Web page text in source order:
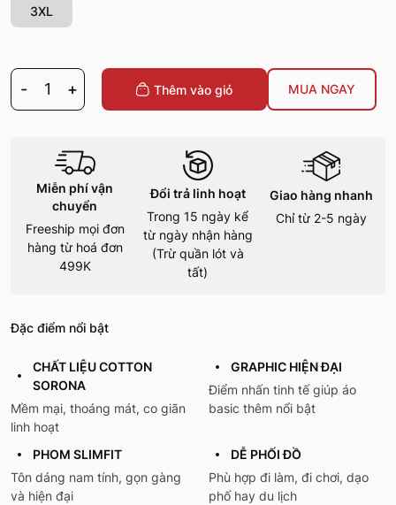
3XL
- 1 + Thêm vào giỏ MUA NGAY
Miễn phí vận
chuyển
Freeship mọi đơn
hàng từ hoá đơn
499K
Đổi trả linh hoạt
Trong 15 ngày kể
từ ngày nhận hàng
(Trừ quần lót và
tất)
Giao hàng nhanh
Chỉ từ 2-5 ngày
Đặc điểm nổi bật
CHẤT LIỆU COTTON
SORONA
Mềm mại, thoáng mát, co giãn
linh hoạt
GRAPHIC HIỆN ĐẠI
Điểm nhấn tinh tế giúp áo
basic thêm nổi bật
PHOM SLIMFIT
Tôn dáng nam tính, gọn gàng
và hiện đại
DỄ PHỐI ĐỒ
Phù hợp đi làm, đi chơi, dạo
phố hay du lịch